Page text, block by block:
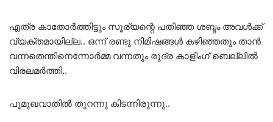
എത്ര കാതോർത്തിട്ടും സൂര്യന്റെ പതിഞ്ഞ ശബ്ദം അവൾക്ക്
വ്യക്തമായില്ല.. ഒന്ന് രണ്ടു നിമിഷങ്ങൾ കഴിഞ്ഞതും താൻ
വന്നതെന്തിനെന്നോർമ്മ വന്നതും രുദ്ര കാളിംഗ് ബെല്ലിൽ
വിരലമർത്തി..
പൂമുഖവാതിൽ തുറന്നു കിടന്നിരുന്നു..